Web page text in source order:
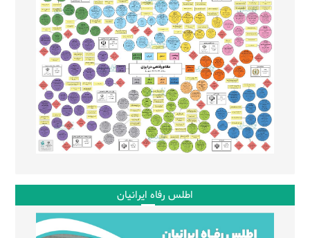
اطلس رفاه ایرانیان